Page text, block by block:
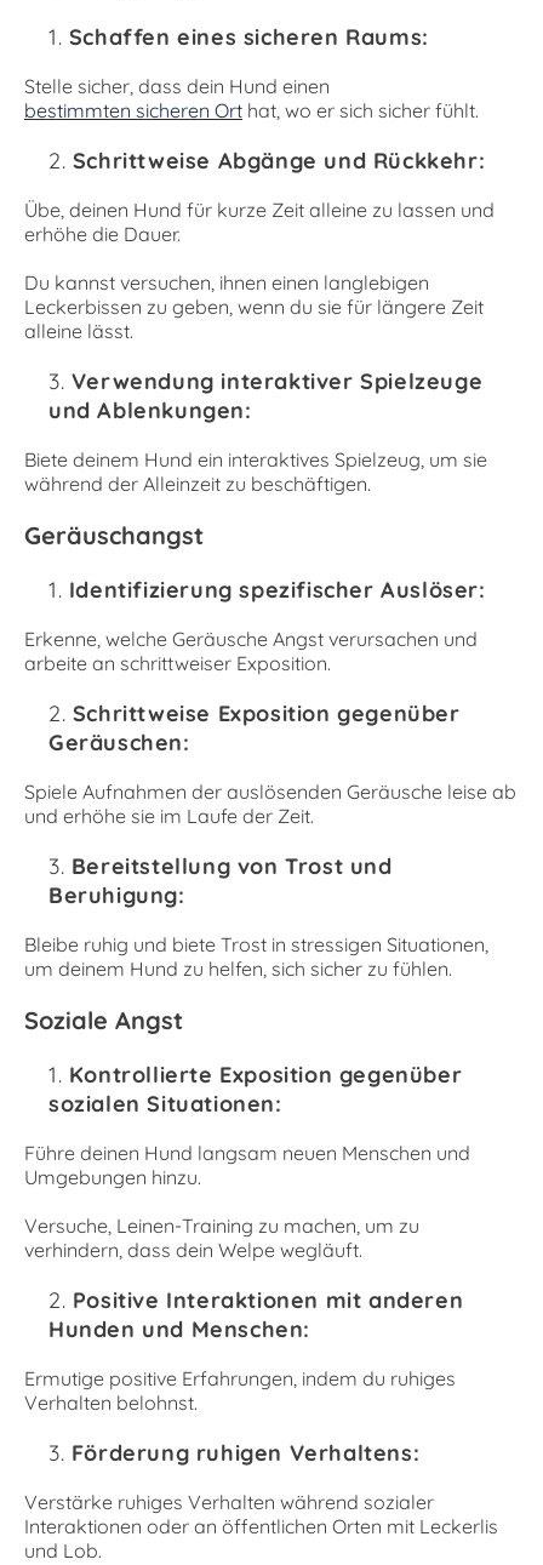
Schaffen eines sicheren Raums:
Stelle sicher, dass dein Hund einen
bestimmten sicheren Ort hat, wo er sich sicher fühlt.
Schrittweise Abgänge und Rückkehr:
Übe, deinen Hund für kurze Zeit alleine zu lassen und
erhöhe die Dauer.
Du kannst versuchen, ihnen einen langlebigen
Leckerbissen zu geben, wenn du sie für längere Zeit
alleine lässt.
Verwendung interaktiver Spielzeuge
und Ablenkungen:
Biete deinem Hund ein interaktives Spielzeug, um sie
während der Alleinzeit zu beschäftigen.
Geräuschangst
Identifizierung spezifischer Auslöser:
Erkenne, welche Geräusche Angst verursachen und
arbeite an schrittweiser Exposition.
Schrittweise Exposition gegenüber
Geräuschen:
Spiele Aufnahmen der auslösenden Geräusche leise ab
und erhöhe sie im Laufe der Zeit.
Bereitstellung von Trost und
Beruhigung:
Bleibe ruhig und biete Trost in stressigen Situationen,
um deinem Hund zu helfen, sich sicher zu fühlen.
Soziale Angst
Kontrollierte Exposition gegenüber
sozialen Situationen:
Führe deinen Hund langsam neuen Menschen und
Umgebungen hinzu.
Versuche, Leinen-Training zu machen, um zu
verhindern, dass dein Welpe wegläuft.
Positive Interaktionen mit anderen
Hunden und Menschen:
Ermutige positive Erfahrungen, indem du ruhiges
Verhalten belohnst.
Förderung ruhigen Verhaltens:
Verstärke ruhiges Verhalten während sozialer
Interaktionen oder an öffentlichen Orten mit Leckerlis
und Lob.